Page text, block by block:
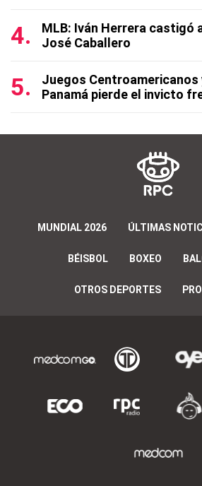
MLB: Iván Herrera castigó
José Caballero
Juegos Centroamericanos
Panamá pierde el invicto
MUNDIAL 2026 ÚLTIMAS
BÉISBOL BOXEO
OTROS DEPORTES